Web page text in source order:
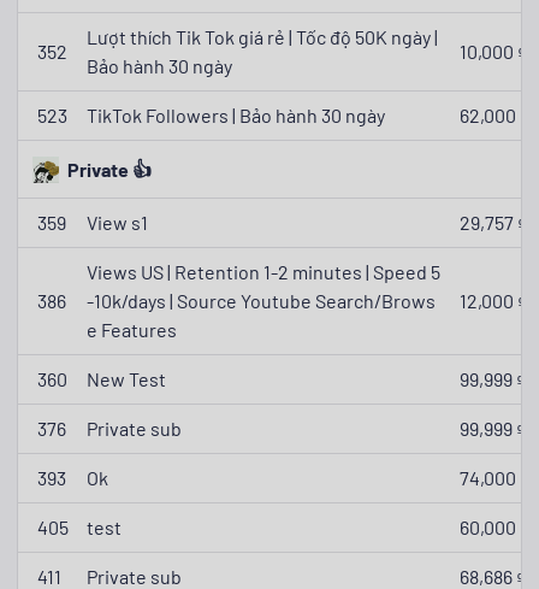
352
Lượt thích Tik Tok giá rẻ | Tốc độ 50K ngày |
Bảo hành 30 ngày
10,000 ₫
523 TikTok Followers | Bảo hành 30 ngày 62,000 ₫
Private 👍
359 View s1 29,757 ₫
386
Views US | Retention 1-2 minutes | Speed 5
-10k/days | Source Youtube Search/Brows
e Features
12,000 ₫
360 New Test 99,999 ₫
376 Private sub 99,999 ₫
393 Ok 74,000 ₫
405 test 60,000 ₫
411 Private sub 68,686 ₫